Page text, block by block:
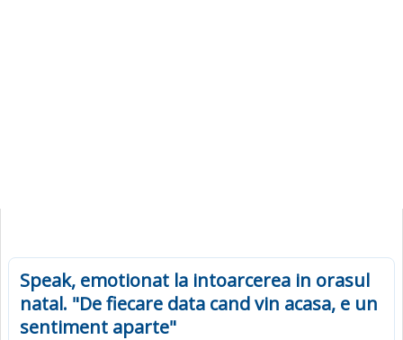
Speak, emotionat la intoarcerea in orasul
natal. "De fiecare data cand vin acasa, e un
sentiment aparte"